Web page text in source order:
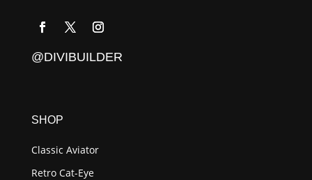
@DIVIBUILDER
SHOP
Classic Aviator
Retro Cat-Eye